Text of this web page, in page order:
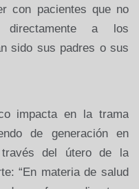
con pacientes que no
directamente a los
sido sus padres o sus
impacta en la trama
de generación en
través del útero de la
“En materia de salud